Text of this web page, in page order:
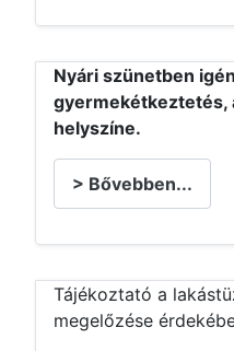
Nyári szünetben
gyermekétkeztetés,
helyszíne.
> Bővebben...
Tájékoztató a
megelőzése